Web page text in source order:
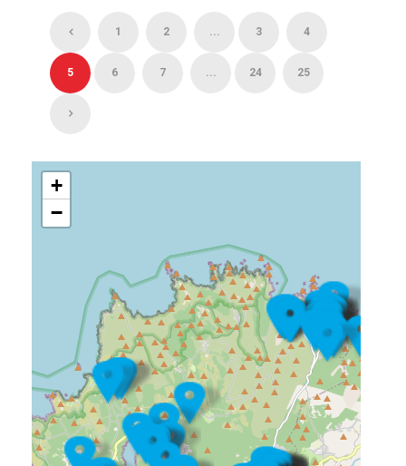
1 2 ... 3 4
5 6 7 ... 24 25
+
−